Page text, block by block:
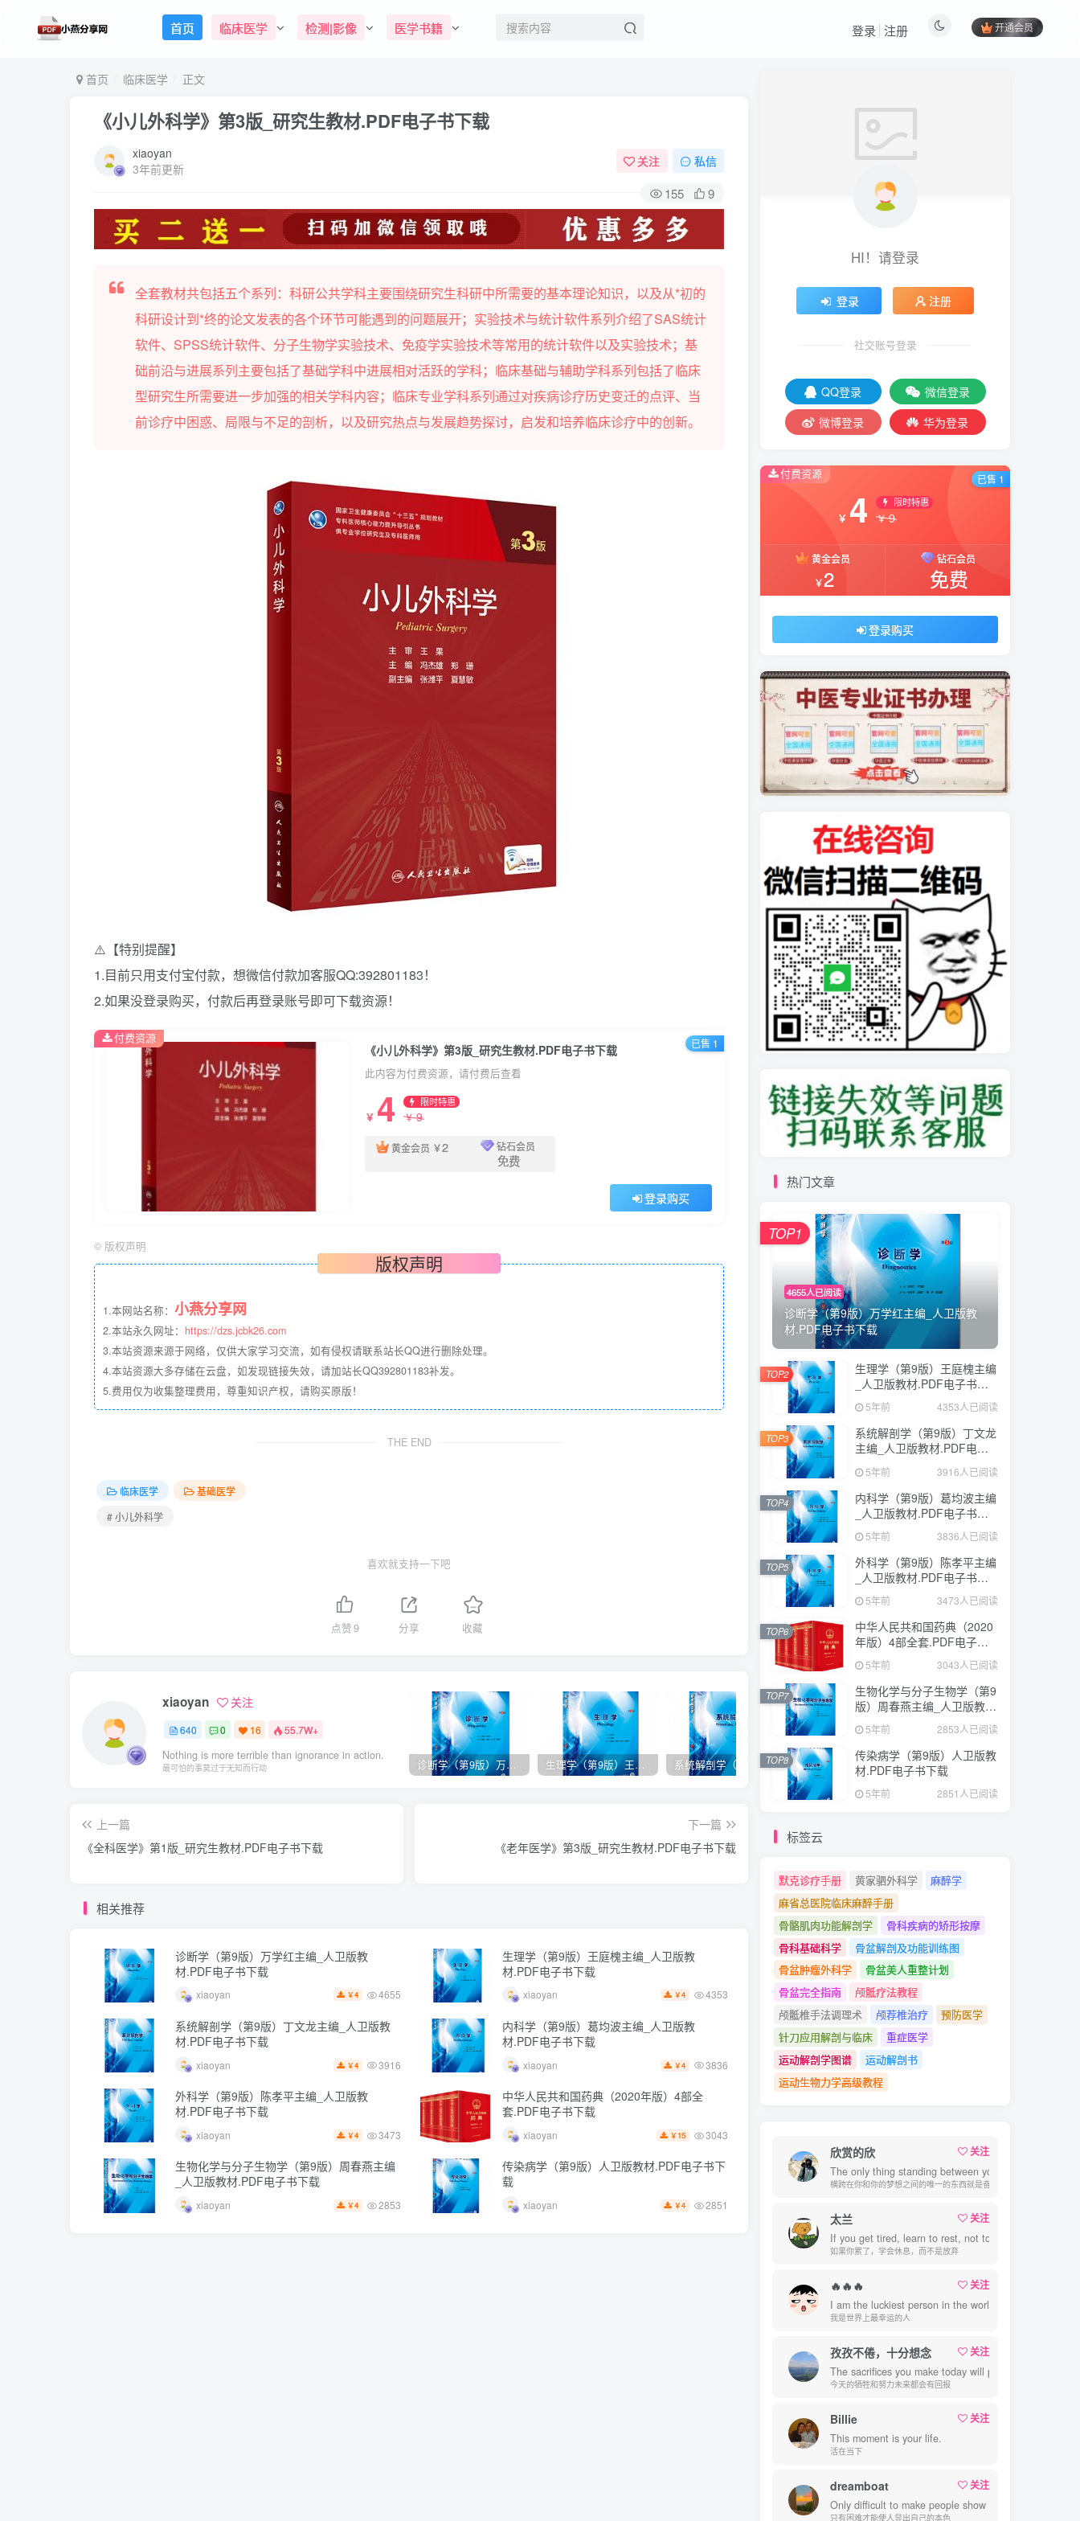
首页 临床医学 检测|影像 医学书籍 开通会员
登录 注册
首页 临床医学 正文
《小儿外科学》第3版_研究生教材.PDF电子书下载
xiaoyan
3年前更新
关注 私信
155 9
全套教材共包括五个系列：科研公共学科主要围绕研究生科研中所需要的基本理论知识，以及从*初的
科研设计到*终的论文发表的各个环节可能遇到的问题展开；实验技术与统计软件系列介绍了SAS统计
软件、SPSS统计软件、分子生物学实验技术、免疫学实验技术等常用的统计软件以及实验技术；基
础前沿与进展系列主要包括了基础学科中进展相对活跃的学科；临床基础与辅助学科系列包括了临床
型研究生所需要进一步加强的相关学科内容；临床专业学科系列通过对疾病诊疗历史变迁的点评、当
前诊疗中困惑、局限与不足的剖析，以及研究热点与发展趋势探讨，启发和培养临床诊疗中的创新。
⚠️【特别提醒】
1.目前只用支付宝付款，想微信付款加客服QQ:392801183！
2.如果没登录购买，付款后再登录账号即可下载资源！
《小儿外科学》第3版_研究生教材.PDF电子书下载
此内容为付费资源，请付费后查看
￥ 4 限时特惠
￥9
黄金会员 ￥2 钻石会员
免费
登录购买
付费资源 已售 1
© 版权声明
版权声明
1.本网站名称： 小燕分享网
2.本站永久网址： https://dzs.jcbk26.com
3.本站资源来源于网络，仅供大家学习交流，如有侵权请联系站长QQ进行删除处理。
4.本站资源大多存储在云盘，如发现链接失效，请加站长QQ392801183补发。
5.费用仅为收集整理费用，尊重知识产权，请购买原版！
THE END
临床医学
基础医学
# 小儿外科学
喜欢就支持一下吧
点赞9 分享 收藏
xiaoyan 关注
640 0 16 55.7W+
Nothing is more terrible than ignorance in action.
最可怕的事莫过于无知而行动 诊断学（第9版）万学红主编_人卫版教材.PDF电子书下载 生理学（第9版）王庭槐主编_人卫版教材.PDF电子书下载 系统解剖学（第9版）丁文龙主编_人卫版教材.PDF电子书下载 内科学（第9版）葛均波主编_人卫版教材.PDF电子书下载
上一篇
《全科医学》第1版_研究生教材.PDF电子书下载
下一篇
《老年医学》第3版_研究生教材.PDF电子书下载
相关推荐
诊断学（第9版）万学红主编_人卫版教
材.PDF电子书下载
xiaoyan ￥4 4655
生理学（第9版）王庭槐主编_人卫版教
材.PDF电子书下载
xiaoyan ￥4 4353
系统解剖学（第9版）丁文龙主编_人卫版教
材.PDF电子书下载
xiaoyan ￥4 3916
内科学（第9版）葛均波主编_人卫版教
材.PDF电子书下载
xiaoyan ￥4 3836
外科学（第9版）陈孝平主编_人卫版教
材.PDF电子书下载
xiaoyan ￥4 3473
中华人民共和国药典（2020年版）4部全
套.PDF电子书下载
xiaoyan ￥ 15 3043
生物化学与分子生物学（第9版）周春燕主编
_人卫版教材.PDF电子书下载
xiaoyan ￥4 2853
传染病学（第9版）人卫版教材.PDF电子书下
载
xiaoyan ￥4 2851
HI！请登录
登录 注册
社交账号登录
QQ登录
微信登录
微博登录
华为登录
付费资源
￥ 4 限时特惠
￥9
黄金会员
￥2
钻石会员
免费
登录购买
已售 1
热门文章
4655人已阅读
诊断学（第9版）万学红主编_人卫版教
材.PDF电子书下载
TOP1
生理学（第9版）王庭槐主编
_人卫版教材.PDF电子书下
载 5年前 4353人已阅读
TOP2
系统解剖学（第9版）丁文龙
主编_人卫版教材.PDF电子
书下载
5年前 3916人已阅读
TOP3
内科学（第9版）葛均波主编
_人卫版教材.PDF电子书下
5年前 3836人已阅读
TOP4
外科学（第9版）陈孝平主编
_人卫版教材.PDF电子书下
5年前 3473人已阅读
TOP5
中华人民共和国药典（2020
年版）4部全套.PDF电子书
下载
5年前 3043人已阅读
TOP6
生物化学与分子生物学（第9
版）周春燕主编_人卫版教
材.PDF电子书下载
5年前 2853人已阅读
TOP7
传染病学（第9版）人卫版教
材.PDF电子书下载
5年前 2851人已阅读
TOP8
标签云
默克诊疗手册 黄家驷外科学
麻醉学
麻省总医院临床麻醉手册
骨骼肌肉功能解剖学
骨科疾病的矫形按摩
骨科基础科学
骨盆解剖及功能训练图
骨盆肿瘤外科学
骨盆美人重整计划
骨盆完全指南
颅骶疗法教程
颅骶椎手法调理术
颅荐椎治疗
预防医学
针刀应用解剖与临床
重症医学
运动解剖学图谱
运动解剖书
运动生物力学高级教程
欣赏的欣
关注
The only thing standing between you and your
横跨在你和你的梦想之间的唯一的东西就是奋力拼搏
太兰
关注
If you get tired, learn to rest, not to quit.
如果你累了，学会休息，而不是放弃
🔥🔥🔥
关注
I am the luckiest person in the world.
我是世界上最幸运的人
孜孜不倦，十分想念
关注
The sacrifices you make today will pay dividends in
今天的牺牲和努力未来都会有回报
Billie
关注
This moment is your life.
活在当下
dreamboat
关注
Only difficult to make people show their true colors.
只有困难才能使人显出自己的本色